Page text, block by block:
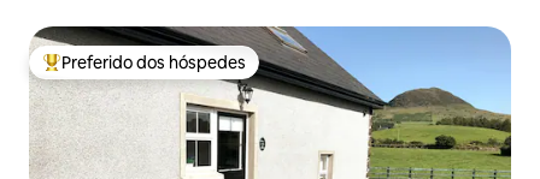
Entre os melhores preferidos dos hóspedes
Preferido dos hóspedes